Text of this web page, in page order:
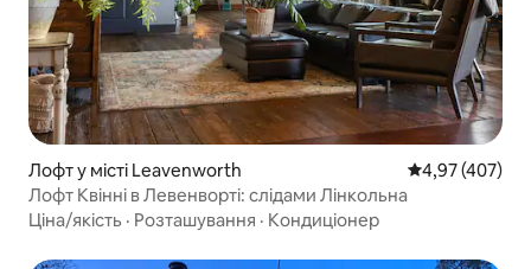
Лофт у місті Leavenworth Середня
4,97 (407)
Лофт Квінні в Левенворті: слідами Лінкольна
Ціна/якість · Розташування · Кондиціонер